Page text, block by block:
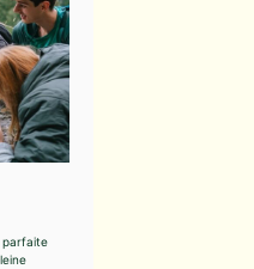
parfaite